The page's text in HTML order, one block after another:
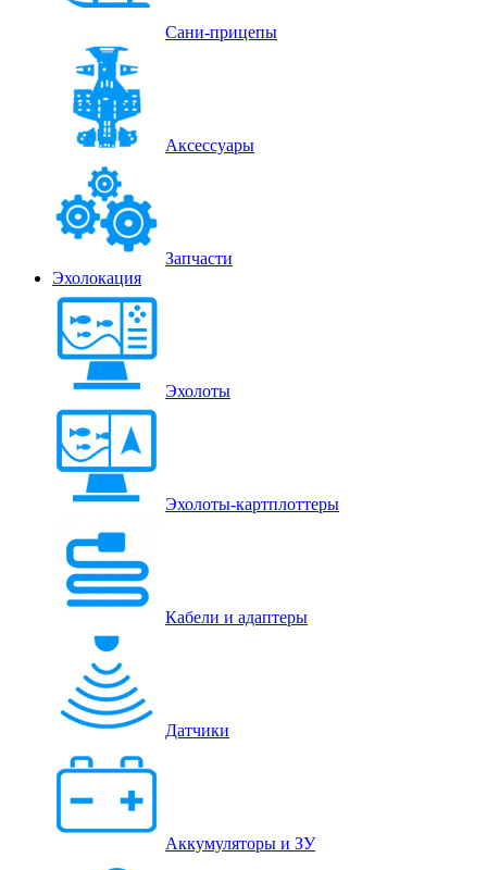
Сани-прицепы
Аксессуары
Запчасти
Эхолокация
Эхолоты
Эхолоты-картплоттеры
Кабели и адаптеры
Датчики
Аккумуляторы и ЗУ